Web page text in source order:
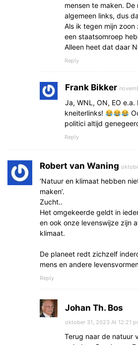
mensen te maken.
algemeen links, dus
Als ik tegen mijn
een staatsomroep
Alleen heet dat daar
Reply
Frank Bikker
Ja, WNL, ON, EO e.a.
kneiterlinks!
politici altijd
Reply
Robert van Waning
‘Natuur en klimaat hebben
maken’.
Zucht..
Het omgekeerde geldt in
en ook onze levenswijze zijn
klimaat.
De planeet redt zichzelf
mens en andere
Reply
Johan Th. Bos
oktober 31, 2023 At 12:21
Terug naar de natuur